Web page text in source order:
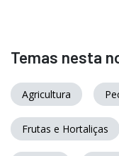
Temas nesta
Agricultura
Frutas e Hortaliças